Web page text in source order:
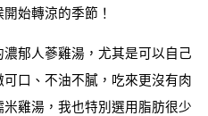
始轉涼的季節！
郁人蔘雞湯，尤其是可以自己
口、不油不膩，吃來更沒有肉
雞湯，我也特別選用脂肪很少